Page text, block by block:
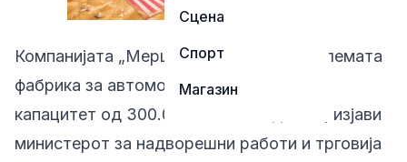
Сцена
Спорт
Магазин
Компанијата „Мерцедес“ ја гради најголемата
фабрика за автомобили во Унгарија, со
капацитет од 300.000 возила годишно, изјави
министерот за надворешни работи и трговија